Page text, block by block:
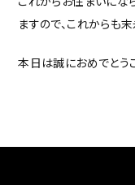
ますので、これからも末
本日は誠におめでとう